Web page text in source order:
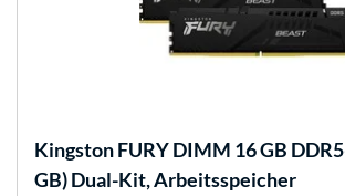
Kingston FURYDIMM 16 GB
GB) Dual-Kit, Arbeitsspeicher